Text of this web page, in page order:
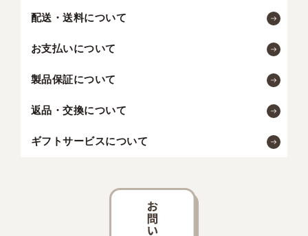
配送・送料について
お支払いについて
製品保証について
返品・交換について
ギフトサービスについて